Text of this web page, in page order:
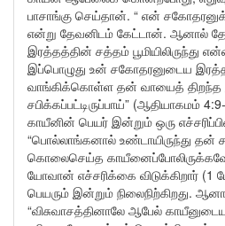
பாசாங்கு செய்தான். “ என்
என்று தேவனிடம் கேட்டான். ஆனால்
இரத்தத்தின் சத்தம் பூமியிலிருந்து
இப்பொழுது உன் சகோதரனுடைய
வாங்கிக்கொள்ள தன் வாயைத் திறந்த
சபிக்கப்பட்டிருப்பாய்” (ஆதியாகமம்
காயீனின் பெயர் இன்றும் ஒரு
“பொல்லாங்கனால் உண்டாயிருந்து
கொலைசெய்த
யோவான் எச்சரிக்கை விடுக்கிறார்
பெயரும் இன்றும் நிலைநிற்கிறது.
“விசுவாசத்தினாலே ஆபேல்